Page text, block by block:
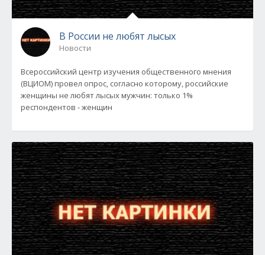
В России не любят лысых
Новости
Всероссийский центр изучения общественного мнения
(ВЦИОМ) провел опрос, согласно которому, российские
женщины не любят лысых мужчин: только 1%
респондентов - женщин